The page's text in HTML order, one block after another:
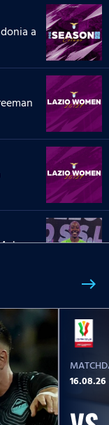
a
east
16.08.26